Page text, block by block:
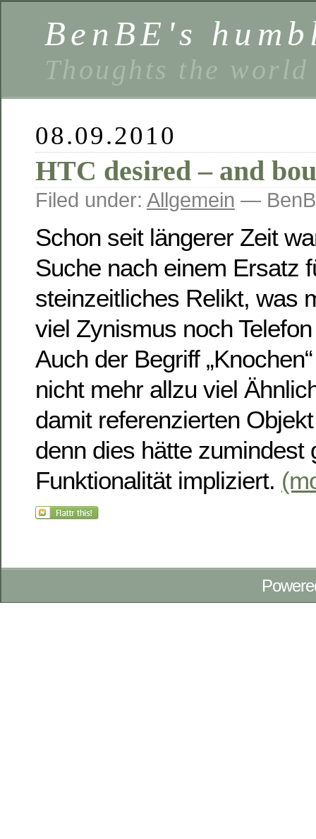
BenBE's
Thoughts the
08.09.2010
HTC desired – and
Filed under: Allgemein —
Schon seit längerer Zeit
Suche nach einem Ersatz
steinzeitliches Relikt, was
viel Zynismus noch
Auch der Begriff
nicht mehr allzu viel
damit referenzierten
denn dies hätte zumindest
Funktionalität impliziert.